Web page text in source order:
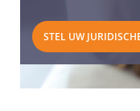
STEL UW